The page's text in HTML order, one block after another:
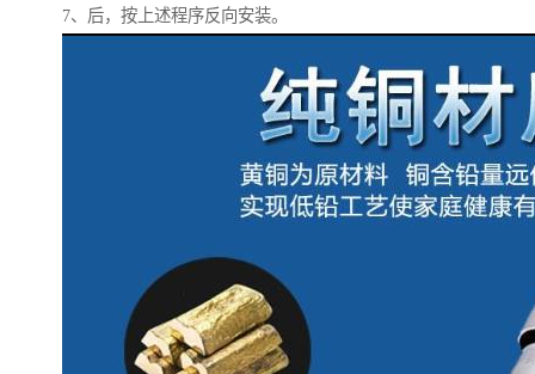
7、后，按上述程序反向安装。